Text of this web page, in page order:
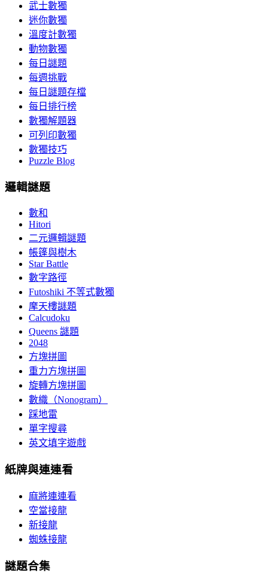
武士數獨
迷你數獨
溫度計數獨
動物數獨
每日謎題
每週挑戰
每日謎題存檔
每日排行榜
數獨解題器
可列印數獨
數獨技巧
Puzzle Blog
邏輯謎題
數和
Hitori
二元邏輯謎題
帳篷與樹木
Star Battle
數字路徑
Futoshiki 不等式數獨
摩天樓謎題
Calcudoku
Queens 謎題
2048
方塊拼圖
重力方塊拼圖
旋轉方塊拼圖
數織（Nonogram）
踩地雷
單字搜尋
英文填字遊戲
紙牌與連連看
麻將連連看
空當接龍
新接龍
蜘蛛接龍
謎題合集